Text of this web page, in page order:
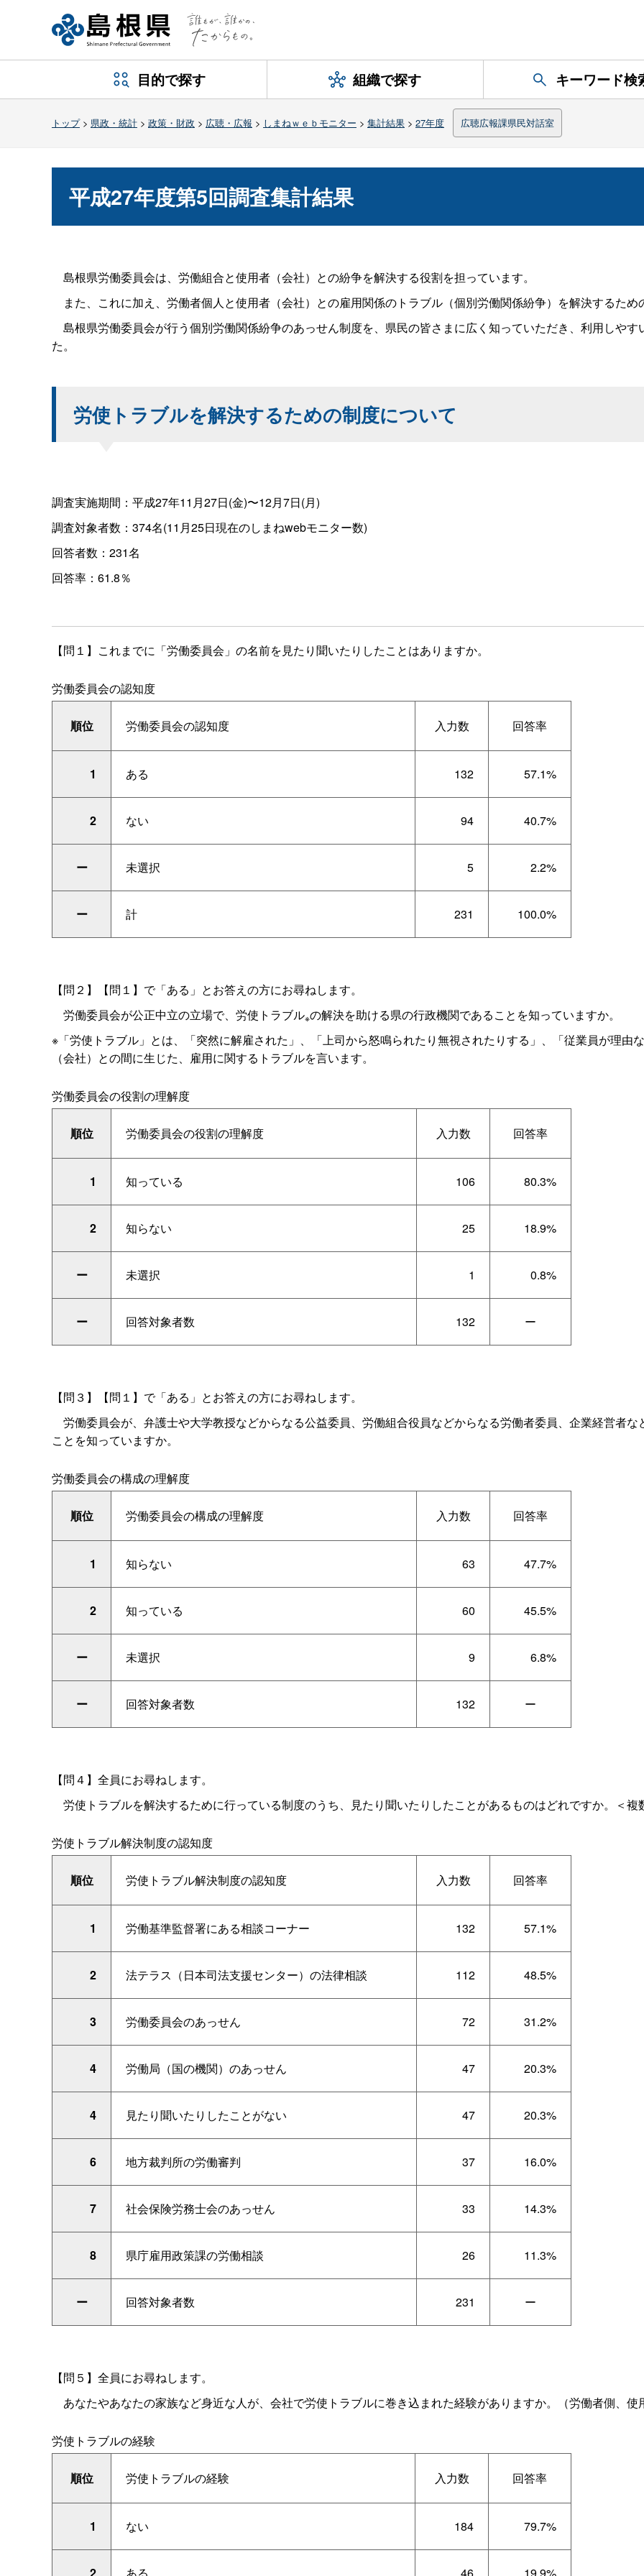
目的で探す 組織で探す キーワード検
トップ> 県政・統計 > 政策・財政 > 広聴・広報 > しまねｗｅｂモニター > 集計結果 > 27年度 広聴広報課県民対話室
平成27年度第5回調査集計結果
島根県労働委員会は、労働組合と使用者（会社）との紛争を解決する役割を担っています。
また、これに加え、労働者個人と使用者（会社）との雇用関係のトラブル（個別労働関係紛争）を解決するため
島根県労働委員会が行う個別労働関係紛争のあっせん制度を、県民の皆さまに広く知っていただき、利用しや
た。
労使トラブルを解決するための制度について
調査実施期間：平成27年11月27日(金)〜12月7日(月)
調査対象者数：374名(11月25日現在のしまねwebモニター数)
回答者数：231名
回答率：61.8％
【問１】これまでに「労働委員会」の名前を見たり聞いたりしたことはありますか。
労働委員会の認知度
順位 労働委員会の認知度 入力数 回答率
1 ある 132 57.1%
2 ない 94 40.7%
ー 未選択 5 2.2%
ー 計 231 100.0%
【問２】【問１】で「ある」とお答えの方にお尋ねします。
労働委員会が公正中立の立場で、労使トラブル※の解決を助ける県の行政機関であることを知っていますか。
※「労使トラブル」とは、「突然に解雇された」、「上司から怒鳴られたり無視されたりする」、「従業員が理由
（会社）との間に生じた、雇用に関するトラブルを言います。
労働委員会の役割の理解度
順位 労働委員会の役割の理解度 入力数 回答率
1 知っている 106 80.3%
2 知らない 25 18.9%
ー 未選択 1 0.8%
ー 回答対象者数 132 ー
【問３】【問１】で「ある」とお答えの方にお尋ねします。
労働委員会が、弁護士や大学教授などからなる公益委員、労働組合役員などからなる労働者委員、企業経営者
ことを知っていますか。
労働委員会の構成の理解度
順位 労働委員会の構成の理解度 入力数 回答率
1 知らない 63 47.7%
2 知っている 60 45.5%
ー 未選択 9 6.8%
ー 回答対象者数 132 ー
【問４】全員にお尋ねします。
労使トラブルを解決するために行っている制度のうち、見たり聞いたりしたことがあるものはどれですか。＜複
労使トラブル解決制度の認知度
順位 労使トラブル解決制度の認知度 入力数 回答率
1 労働基準監督署にある相談コーナー 132 57.1%
2 法テラス（日本司法支援センター）の法律相談 112 48.5%
3 労働委員会のあっせん 72 31.2%
4 労働局（国の機関）のあっせん 47 20.3%
4 見たり聞いたりしたことがない 47 20.3%
6 地方裁判所の労働審判 37 16.0%
7 社会保険労務士会のあっせん 33 14.3%
8 県庁雇用政策課の労働相談 26 11.3%
ー 回答対象者数 231 ー
【問５】全員にお尋ねします。
あなたやあなたの家族など身近な人が、会社で労使トラブルに巻き込まれた経験がありますか。（労働者側、使
労使トラブルの経験
順位 労使トラブルの経験 入力数 回答率
1 ない 184 79.7%
2 ある 46 19.9%